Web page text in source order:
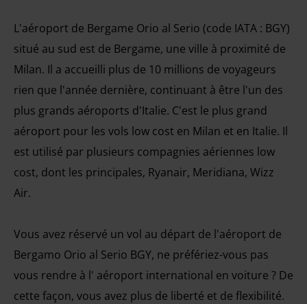
L'aéroport de Bergame Orio al Serio (code IATA : BGY)
situé au sud est de Bergame, une ville à proximité de
Milan. Il a accueilli plus de 10 millions de voyageurs
rien que l'année dernière, continuant à être l'un des
plus grands aéroports d'Italie. C'est le plus grand
aéroport pour les vols low cost en Milan et en Italie. Il
est utilisé par plusieurs compagnies aériennes low
cost, dont les principales, Ryanair, Meridiana, Wizz
Air.
Vous avez réservé un vol au départ de l'aéroport de
Bergamo Orio al Serio BGY, ne préfériez-vous pas
vous rendre à l' aéroport international en voiture ? De
cette façon, vous avez plus de liberté et de flexibilité.